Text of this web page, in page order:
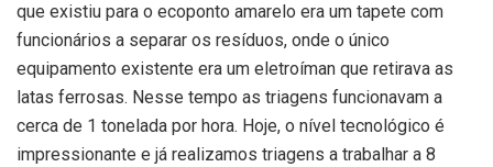
que existiu para o ecoponto amarelo era um tapete com
funcionários a separar os resíduos, onde o único
equipamento existente era um eletroíman que retirava as
latas ferrosas. Nesse tempo as triagens funcionavam a
cerca de 1 tonelada por hora. Hoje, o nível tecnológico é
impressionante e já realizamos triagens a trabalhar a 8